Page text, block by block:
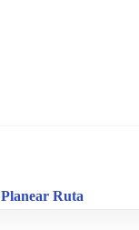
Planear Ruta